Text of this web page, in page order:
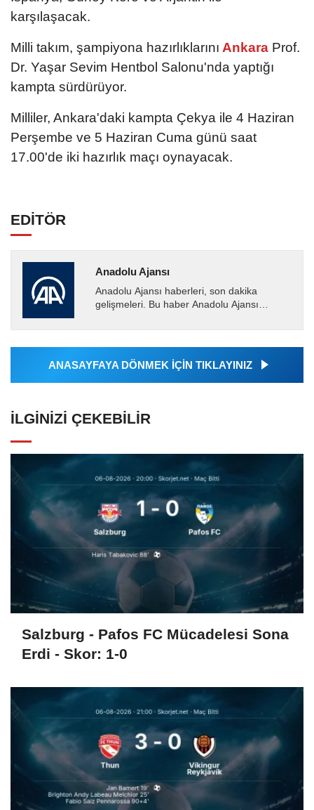
karşılaşacak.
Milli takım, şampiyona hazırlıklarını Ankara Prof.
Dr. Yaşar Sevim Hentbol Salonu'nda yaptığı
kampta sürdürüyor.
Milliler, Ankara'daki kampta Çekya ile 4 Haziran
Perşembe ve 5 Haziran Cuma günü saat
17.00'de iki hazırlık maçı oynayacak.
EDİTÖR
Anadolu Ajansı
Anadolu Ajansı haberleri, son dakika
gelişmeleri. Bu haber Anadolu Ajansı
tarafından geçilen tüm...
ANASAYFAYA DÖNMEK İÇİN TIKLAYINIZ
İLGINIZI ÇEKEBILIR
Salzburg - Pafos FC Mücadelesi Sona
Erdi - Skor: 1-0